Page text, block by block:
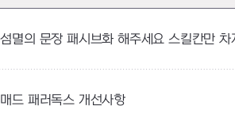
매드 패러독스 개선사항